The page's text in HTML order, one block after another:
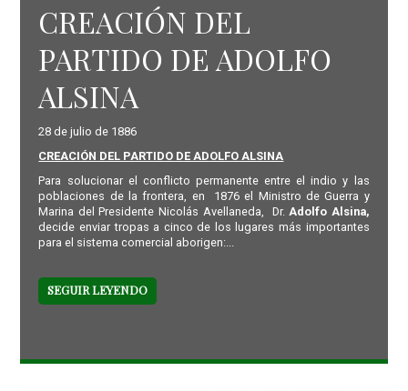
CREACIÓN DEL
PARTIDO DE ADOLFO
ALSINA
28 de julio de 1886
CREACIÓN DEL PARTIDO DE ADOLFO ALSINA
Para solucionar el conflicto permanente entre el indio y las
poblaciones de la frontera, en 1876 el Ministro de Guerra y
Marina del Presidente Nicolás Avellaneda, Dr.Adolfo Alsina,
decide enviar tropas a cinco de los lugares más importantes
para el sistema comercial aborigen:...
SEGUIR LEYENDO